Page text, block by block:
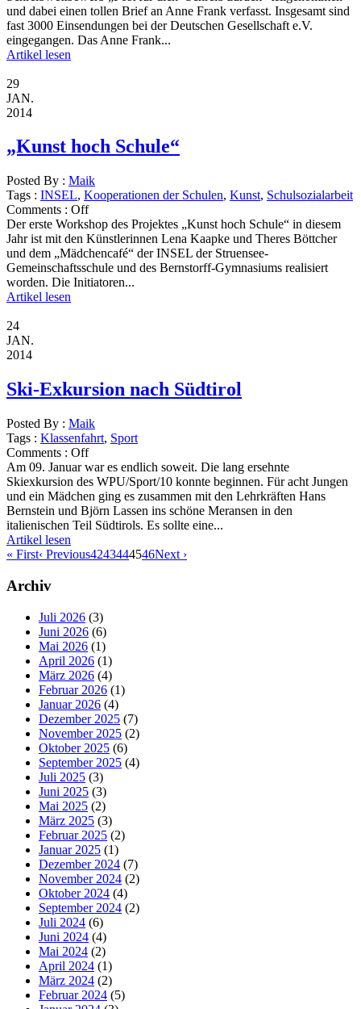
und dabei einen tollen Brief an Anne Frank verfasst. Insgesamt sind
fast 3000 Einsendungen bei der Deutschen Gesellschaft e.V.
eingegangen. Das Anne Frank...
Artikel lesen
29
JAN.
2014
„Kunst hoch Schule“
Posted By : Maik
Tags : INSEL, Kooperationen der Schulen, Kunst, Schulsozialarbeit
Comments : Off
Der erste Workshop des Projektes „Kunst hoch Schule“ in diesem
Jahr ist mit den Künstlerinnen Lena Kaapke und Theres Böttcher
und dem „Mädchencafé“ der INSEL der Struensee-
Gemeinschaftsschule und des Bernstorff-Gymnasiums realisiert
worden. Die Initiatoren...
Artikel lesen
24
JAN.
2014
Ski-Exkursion nach Südtirol
Posted By : Maik
Tags : Klassenfahrt, Sport
Comments : Off
Am 09. Januar war es endlich soweit. Die lang ersehnte
Skiexkursion des WPU/Sport/10 konnte beginnen. Für acht Jungen
und ein Mädchen ging es zusammen mit den Lehrkräften Hans
Bernstein und Björn Lassen ins schöne Meransen in den
italienischen Teil Südtirols. Es sollte eine...
Artikel lesen
« First‹ Previous4243444546Next ›
Archiv
Juli 2026 (3)
Juni 2026 (6)
Mai 2026 (1)
April 2026 (1)
März 2026 (4)
Februar 2026 (1)
Januar 2026 (4)
Dezember 2025 (7)
November 2025 (2)
Oktober 2025 (6)
September 2025 (4)
Juli 2025 (3)
Juni 2025 (3)
Mai 2025 (2)
März 2025 (3)
Februar 2025 (2)
Januar 2025 (1)
Dezember 2024 (7)
November 2024 (2)
Oktober 2024 (4)
September 2024 (2)
Juli 2024 (6)
Juni 2024 (4)
Mai 2024 (2)
April 2024 (1)
März 2024 (2)
Februar 2024 (5)